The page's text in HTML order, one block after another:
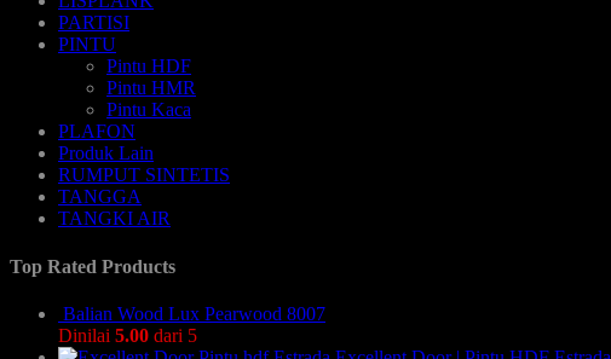
PARTISI
PINTU
Pintu HDF
Pintu HMR
Pintu Kaca
PLAFON
Produk Lain
RUMPUT SINTETIS
TANGGA
TANGKI AIR
Top Rated Products
Balian Wood Lux Pearwood 8007
Dinilai 5.00 dari 5